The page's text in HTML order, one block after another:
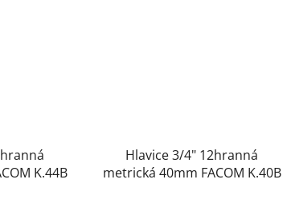
K.44B
Hlavice 3/4" 12hranná
metrická 40mm FACOM K.40B